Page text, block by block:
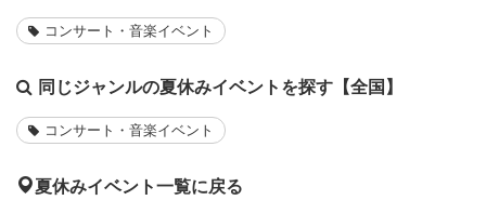
コンサート・音楽イベント
同じジャンルの夏休みイベントを探す【全国】
コンサート・音楽イベント
夏休みイベント一覧に戻る